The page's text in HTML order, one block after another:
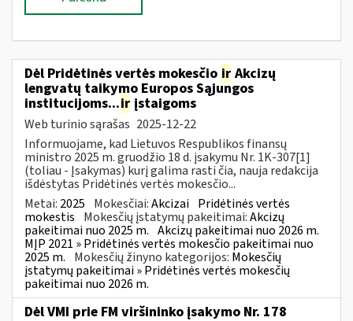
Dėl Pridėtinės vertės mokesčio ir Akcizų
lengvatų taikymo Europos Sąjungos
institucijoms...ir įstaigoms
Web turinio sąrašas 2025-12-22
Informuojame, kad Lietuvos Respublikos finansų
ministro 2025 m. gruodžio 18 d. įsakymu Nr. 1K-307[1]
(toliau - Įsakymas) kurį galima rasti čia, nauja redakcija
išdėstytas Pridėtinės vertės mokesčio...
Metai: 2025 Mokesčiai:Akcizai Pridėtinės vertės
mokestis Mokesčių įstatymų pakeitimai:Akcizų
pakeitimai nuo 2025 m. Akcizų pakeitimai nuo 2026 m.
MĮP 2021 » Pridėtinės vertės mokesčio pakeitimai nuo
2025 m. Mokesčių žinyno kategorijos: Mokesčių
įstatymų pakeitimai » Pridėtinės vertės mokesčių
pakeitimai nuo 2026 m.
Dėl VMI prie FM viršininko įsakymo Nr. 178